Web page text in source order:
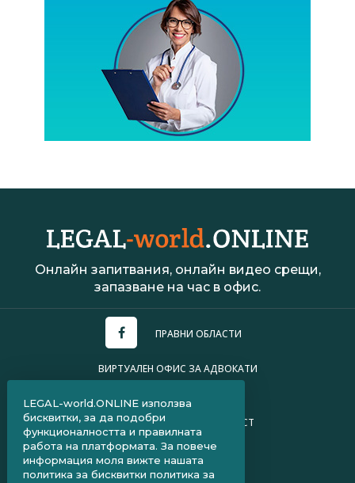
Онлайн запитвания, онлайн видео срещи,
запазване на час в офис.
ПРАВНИ ОБЛАСТИ
ВИРТУАЛЕН ОФИС ЗА АДВОКАТИ
ПОЛИТИКА ЗА ПОВЕРИТЕЛНОСТ
ЧЗВ ЗА КЛИЕНТИ
ЧЗВ ЗА АДВОКАТИ
LEGAL-world.ONLINE използва
бисквитки, за да подобри
функционалността и правилната
работа на платформата. За повече
информация моля вижте нашата
политика за бисквитки политика за